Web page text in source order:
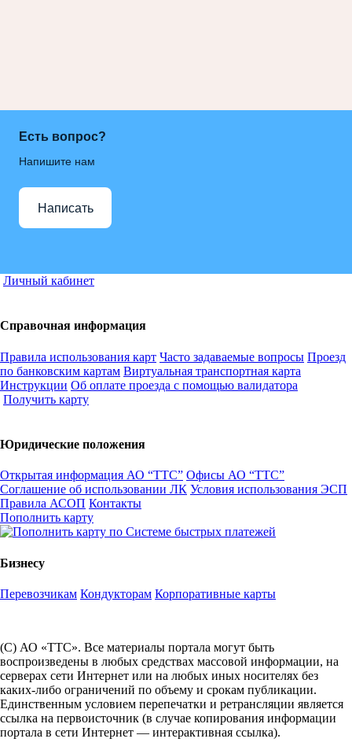
Есть вопрос?
Напишите нам
Написать
Личный кабинет
Справочная информация
Правила использования карт Часто задаваемые вопросы Проезд
по банковским картам Виртуальная транспортная карта
Инструкции Об оплате проезда с помощью валидатора
Получить карту
Юридические положения
Открытая информация АО “ТТС” Офисы АО “ТТС”
Соглашение об использовании ЛК Условия использования ЭСП
Правила АСОП Контакты
Пополнить карту
Бизнесу
Перевозчикам Кондукторам Корпоративные карты
(С) АО «ТТС». Все материалы портала могут быть
воспроизведены в любых средствах массовой информации, на
серверах сети Интернет или на любых иных носителях без
каких-либо ограничений по объему и срокам публикации.
Единственным условием перепечатки и ретрансляции является
ссылка на первоисточник (в случае копирования информации
портала в сети Интернет — интерактивная ссылка).